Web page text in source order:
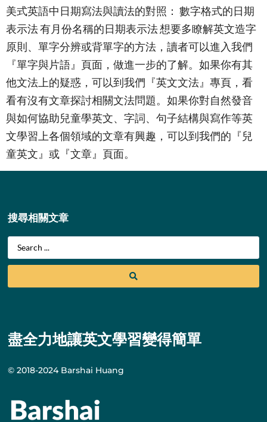
美式英語中日期寫法與讀法的對照： 數字格式的日期
表示法 有月份名稱的日期表示法 想要多瞭解英文造字
原則、單字分辨或背單字的方法，讀者可以進入我們
『單字與片語』頁面，做進一步的了解。如果你有其
他文法上的疑惑，可以到我們『英文文法』專頁，看
看有沒有文章探討相關文法問題。如果你對自然發音
與如何協助兒童學英文、字詞、句子結構與寫作等英
文學習上各個領域的文章有興趣，可以到我們的『兒
童英文』或『文章』頁面。
搜尋相關文章
盡全力地讓英文學習變得簡單
© 2018-2024 Barshai Huang